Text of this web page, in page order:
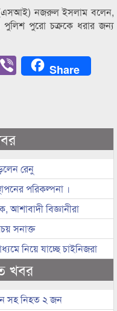
(এসআই) নজরুল ইসলাম বলেন,
পুলিশ পুরো চক্রকে ধরার জন্য
ViberShare
রেনু
পরিকল্পনা ।
আশাবাদী বিজ্ঞানীরা
সনাক্ত
নিয়ে যাচ্ছে চাইনিজরা
খবর
সহ নিহত ২ জন